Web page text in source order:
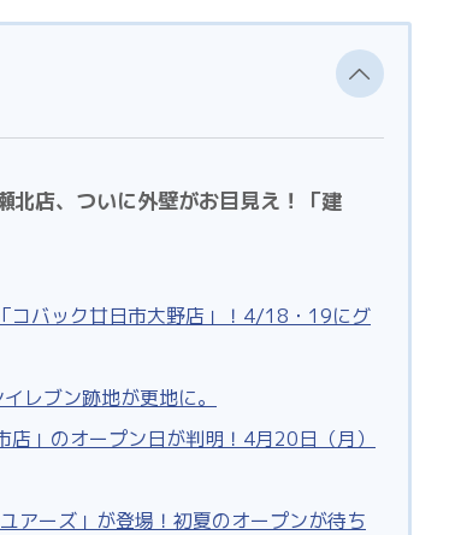
北店、ついに外壁がお目見え！「建
コバック廿日市大野店」！4/18・19にグ
レブン跡地が更地に。
」のオープン日が判明！4月20日（月）
アーズ」が登場！初夏のオープンが待ち